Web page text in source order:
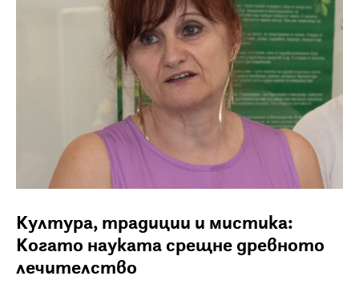
Култура, традиции и мистика:
Когато науката срещне древното
лечителство